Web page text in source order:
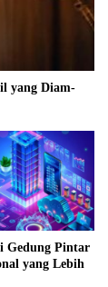
yang Diam-
Gedung Pintar
yang Lebih